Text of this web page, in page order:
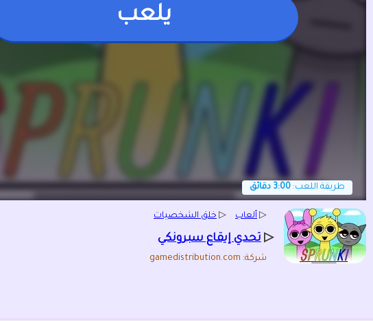
يلعب
طريقة اللعب: 3:00 دقائق
▷ ألعاب ▷ خلق الشخصيات
▷ تحدي إيقاع سبرونكي
شركة: gamedistribution.com